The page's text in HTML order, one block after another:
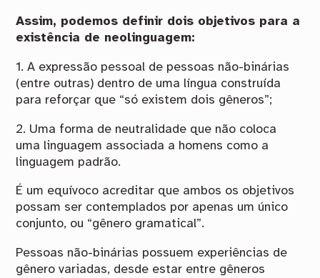
Assim, podemos definir dois objetivos para a
existência de neolinguagem:
1. A expressão pessoal de pessoas não-binárias
(entre outras) dentro de uma língua construída
para reforçar que “só existem dois gêneros”;
2. Uma forma de neutralidade que não coloca
uma linguagem associada a homens como a
linguagem padrão.
É um equívoco acreditar que ambos os objetivos
possam ser contemplados por apenas um único
conjunto, ou “gênero gramatical”.
Pessoas não-binárias possuem experiências de
gênero variadas, desde estar entre gêneros